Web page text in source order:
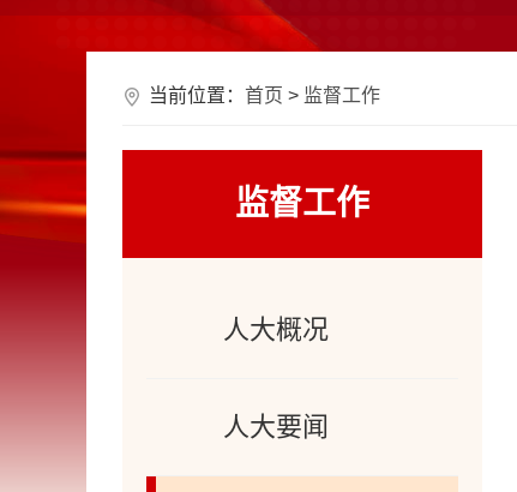
当前位置： 首页 > 监督工作
监督工作
人大概况
人大要闻